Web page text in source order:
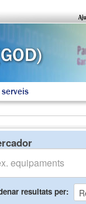
resultats per